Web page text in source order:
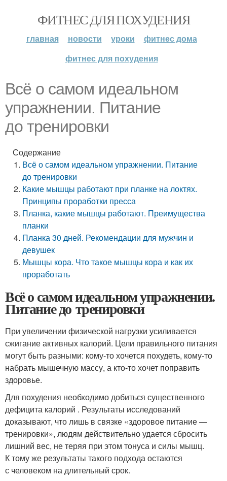
ФИТНЕС ДЛЯ ПОХУДЕНИЯ
главная новости уроки
фитнес дома
фитнес для похудения
Всё о самом идеальном
упражнении. Питание
до тренировки
Содержание
Всё о самом идеальном упражнении. Питание
до тренировки
Какие мышцы работают при планке на локтях.
Принципы проработки пресса
Планка, какие мышцы работают. Преимущества
планки
Планка 30 дней. Рекомендации для мужчин и
девушек
Мышцы кора. Что такое мышцы кора и как их
проработать
Всё о самом идеальном упражнении.
Питание до тренировки
При увеличении физической нагрузки усиливается
сжигание активных калорий. Цели правильного питания
могут быть разными: кому-то хочется похудеть, кому-то
набрать мышечную массу, а кто-то хочет поправить
здоровье.
Для похудения необходимо добиться существенного
дефицита калорий . Результаты исследований
доказывают, что лишь в связке «здоровое питание —
тренировки», людям действительно удается сбросить
лишний вес, не теряя при этом тонуса и силы мышц.
К тому же результаты такого подхода остаются
с человеком на длительный срок.